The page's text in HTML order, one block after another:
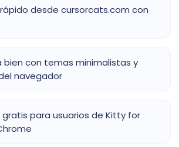
desde cursorcats.com con
bien con temas minimalistas y
navegador
para usuarios de Kitty for